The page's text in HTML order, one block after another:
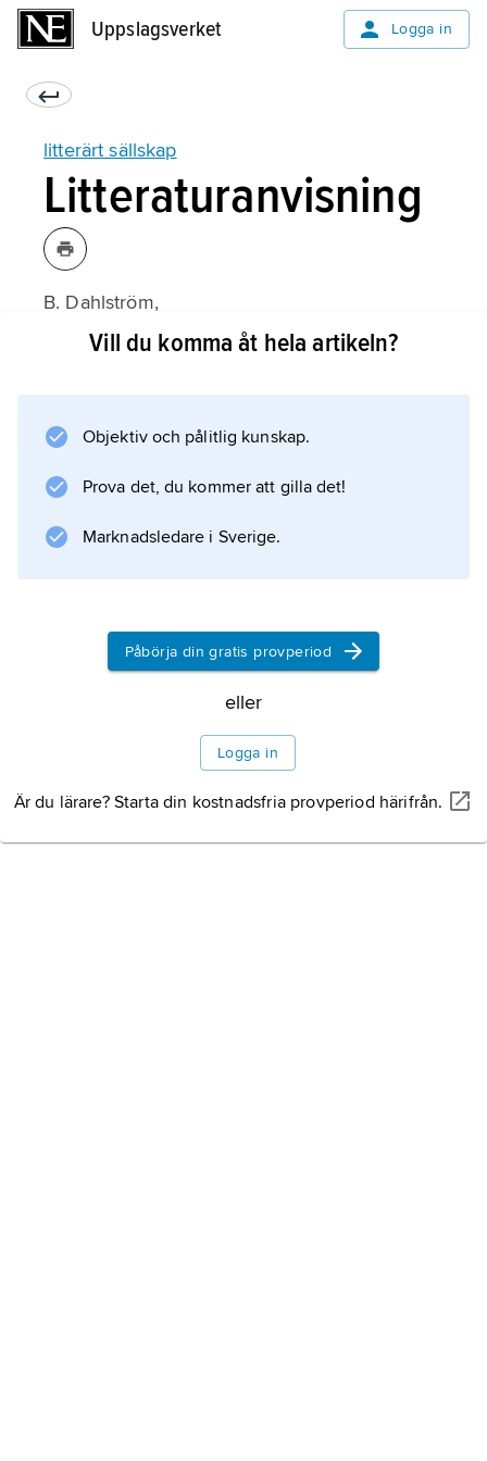
Uppslagsverket Logga in
litterärt sällskap
Litteraturanvisning
B. Dahlström,
Svenska litterära sällskap
Vill du komma åt hela artikeln?
Objektiv och pålitlig kunskap.
Prova det, du kommer att gilla det!
Marknadsledare i Sverige.
Påbörja din gratis provperiod
eller
Logga in
Är du lärare? Starta din kostnadsfria provperiod härifrån.